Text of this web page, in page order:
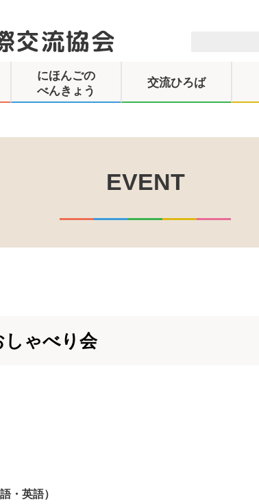
にほんごの
べんきょう
交流ひろば
EVENT
ゃべり会
・英語）